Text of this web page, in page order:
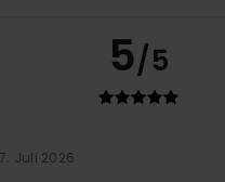
5/5
7. Juli 2026